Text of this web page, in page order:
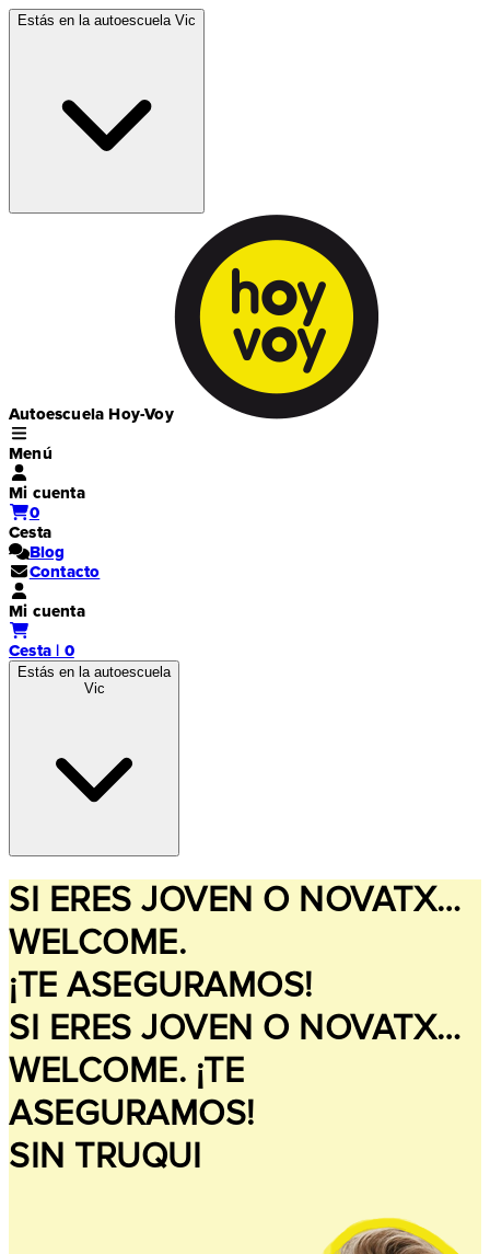
Estás en la autoescuela Vic
Autoescuela Hoy-Voy
Menú
Mi cuenta
0
Cesta
Blog
Contacto
Mi cuenta
Cesta | 0
Estás en la autoescuela
Vic
SI ERES JOVEN O NOVATX…
WELCOME.
¡TE ASEGURAMOS!
SI ERES JOVEN O NOVATX…
WELCOME. ¡TE
ASEGURAMOS!
SIN TRUQUI